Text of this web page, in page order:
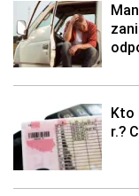
Kto
r.?